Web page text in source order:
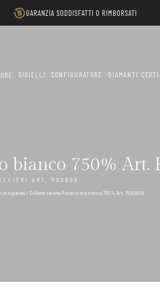
GARANZIA SODDISFATTI O RIMBORSATI
GIOIELLI CONFIGURATORE DIAMANTI
bianco 750% Art.
ART. ROOB06
artigianali / Collana catena Rosario oro bianco 750% Art. ROOB06